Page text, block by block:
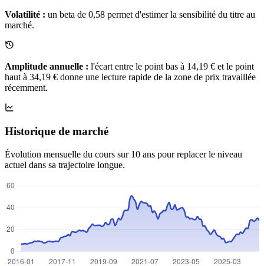
Volatilité : un beta de 0,58 permet d'estimer la sensibilité du titre au
marché.
Amplitude annuelle : l'écart entre le point bas à 14,19 € et le point
haut à 34,19 € donne une lecture rapide de la zone de prix travaillée
récemment.
Historique de marché
Évolution mensuelle du cours sur 10 ans pour replacer le niveau
actuel dans sa trajectoire longue.